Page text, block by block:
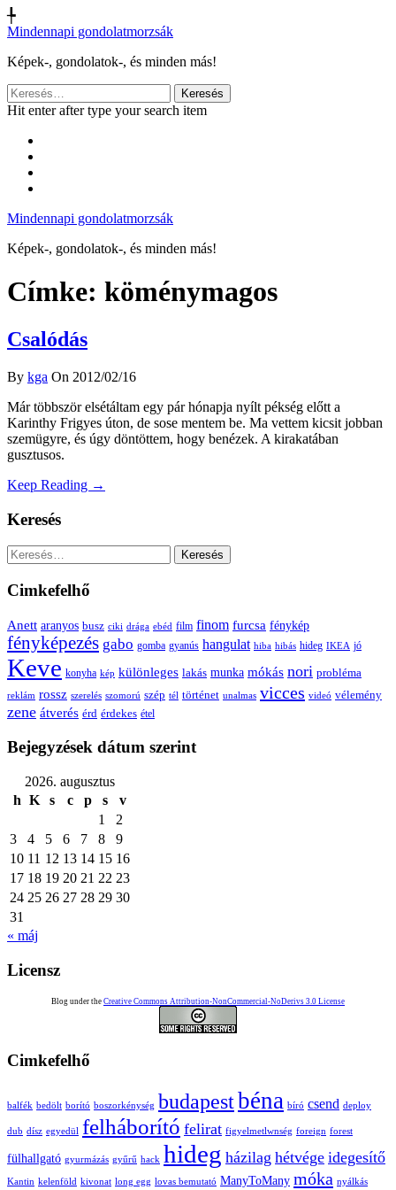
╄
Mindennapi gondolatmorzsák
Képek-, gondolatok-, és minden más!
Keresés:
Hit enter after type your search item
Mindennapi gondolatmorzsák
Képek-, gondolatok-, és minden más!
Címke: köménymagos
Csalódás
By kga On 2012/02/16
Már többször elsétáltam egy pár hónapja nyílt pékség előtt a
Karinthy Frigyes úton, de sose mentem be. Ma vettem kicsit jobban
szemügyre, és úgy döntöttem, hogy benézek. A kirakatában
gusztusos.
Keep Reading →
Keresés
Keresés:
Cimkefelhő
Anett aranyos busz ciki drága ebéd film finom furcsa fénykép
fényképezés gabo gomba gyanús hangulat hiba hibás hideg IKEA jó
Keve konyha kép különleges lakás munka mókás nori probléma
reklám rossz szerelés szomorú szép tél történet unalmas vicces videó vélemény
zene átverés érd érdekes étel
Bejegyzések dátum szerint
2026. augusztus
h K s c p s
v
1
2
3
4 5 6 7 8
9
10 11 12 13 14 15 16
17 18 19 20 21 22 23
24 25 26 27 28 29 30
31
« máj
Licensz
Blog under the Creative Commons Attribution-NonCommercial-NoDerivs 3.0 License
Cimkefelhő
balfék bedölt borító boszorkénység budapestbéna bíró csend deploy
dub dísz egyedül felháborító felirat figyelmetlwnség foreign forest
fülhallgató gyurmázás gyűrű hack hideg házilag hétvége idegesítő
Kantin kelenföld kivonat long egg lovas bemutató ManyToMany móka nyálkás